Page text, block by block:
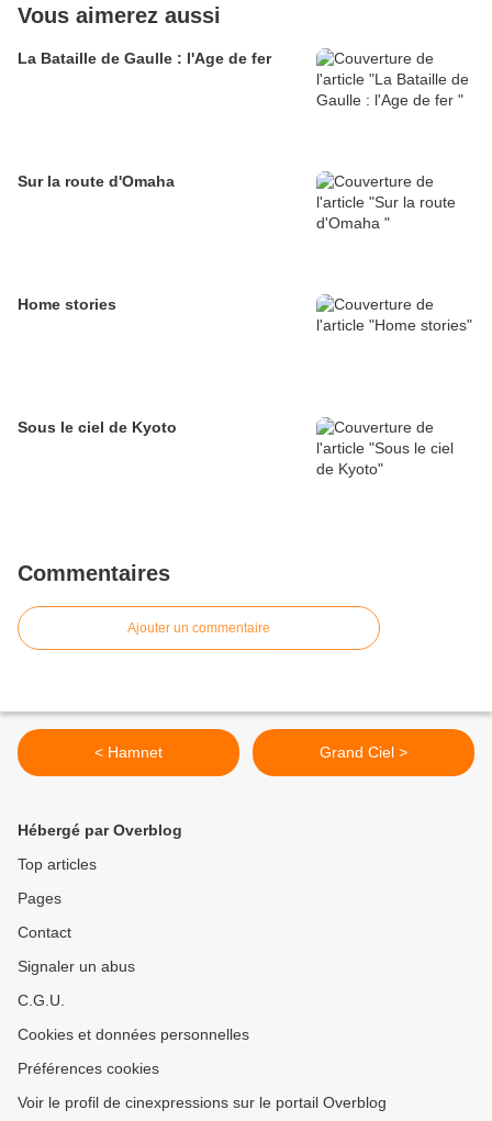
Vous aimerez aussi
La Bataille de Gaulle : l'Age de fer
Sur la route d'Omaha
Home stories
Sous le ciel de Kyoto
Commentaires
Ajouter un commentaire
< Hamnet Grand Ciel >
Hébergé par Overblog
Top articles
Pages
Contact
Signaler un abus
C.G.U.
Cookies et données personnelles
Préférences cookies
Voir le profil de cinexpressions sur le portail Overblog